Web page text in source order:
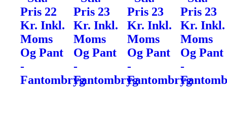
Pris 22
Kr. Inkl.
Moms
Og Pant
-
Fantombryg
Pris 23
Kr. Inkl.
Moms
Og Pant
-
Fantombryg
Pris 23
Kr. Inkl.
Moms
Og Pant
-
Fantombryg
Pris 23
Kr. Inkl.
Moms
Og Pant
-